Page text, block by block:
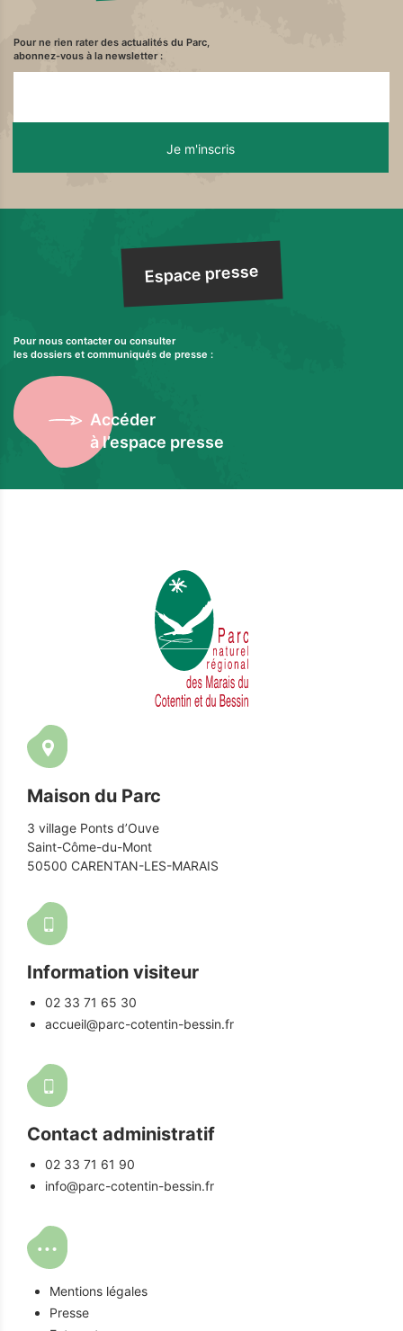
Pour ne rien rater des actualités du Parc,
abonnez-vous à la newsletter :
Espace presse
Pour nous contacter ou consulter
les dossiers et communiqués de presse :
Accéder
à l’espace presse
Maison du Parc
3 village Ponts d’Ouve
Saint-Côme-du-Mont
50500 CARENTAN-LES-MARAIS
Information visiteur
02 33 71 65 30
accueil@parc-cotentin-bessin.fr
Contact administratif
02 33 71 61 90
info@parc-cotentin-bessin.fr
Mentions légales
Presse